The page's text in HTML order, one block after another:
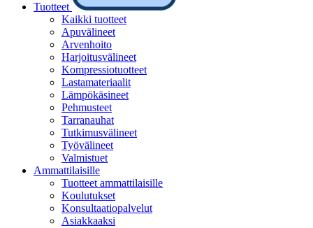
Tuotteet
Kaikki tuotteet
Apuvälineet
Arvenhoito
Harjoitusvälineet
Kompressiotuotteet
Lastamateriaalit
Lämpökäsineet
Pehmusteet
Tarranauhat
Tutkimusvälineet
Työvälineet
Valmistuet
Ammattilaisille
Tuotteet ammattilaisille
Koulutukset
Konsultaatiopalvelut
Asiakkaaksi